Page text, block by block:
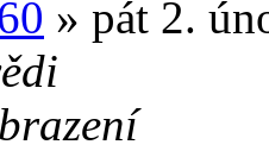
» pát 2.